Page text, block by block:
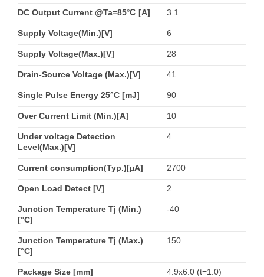
DC Output Current @Ta=85℃ [A] 3.1
Supply Voltage(Min.)[V] 6
Supply Voltage(Max.)[V] 28
Drain-Source Voltage (Max.)[V] 41
Single Pulse Energy 25°C [mJ] 90
Over Current Limit (Min.)[A] 10
Under voltage Detection
Level(Max.)[V]
4
Current consumption(Typ.)[µA] 2700
Open Load Detect [V] 2
Junction Temperature Tj (Min.)
[°C]
-40
Junction Temperature Tj (Max.)
[°C]
150
Package Size [mm] 4.9x6.0 (t=1.0)